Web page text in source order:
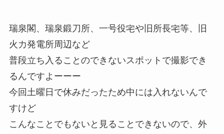
瑞泉閣、瑞泉鍛刀所、一号役宅や旧所長宅等、旧
火力発電所周辺など
普段立ち入ることのできないスポットで撮影でき
るんですよーーー
今回土曜日で休みだったため中には入れないんで
すけど
こんなことでもないと見ることできないので、外